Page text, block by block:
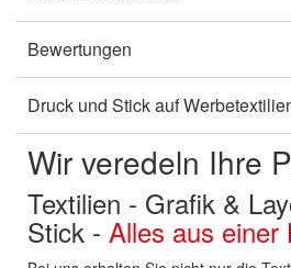
Bewertungen
Druck und Stick auf
Wir veredeln Ihre
Textilien - Grafik &
Stick - Alles aus einer